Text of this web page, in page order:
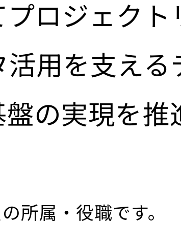
プロジェク
用を支える
の実現を推
所属・役職です。